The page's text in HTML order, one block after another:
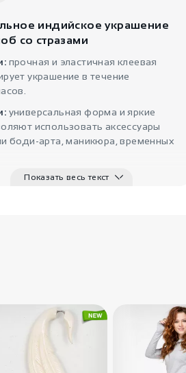
индийское украшение
со стразами
прочная и эластичная клеевая
украшение в течение
универсальная форма и яркие
использовать аксессуары
боди-арта, маникюра, временных
Показать весь текст